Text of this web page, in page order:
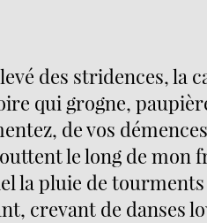
des stridences, la
qui grogne,
de vos
le long de mon
la pluie de tourments
crevant de danses